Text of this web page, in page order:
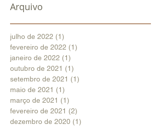
Arquivo
julho de 2022 (1)
fevereiro de 2022 (1)
janeiro de 2022 (1)
outubro de 2021 (1)
setembro de 2021 (1)
maio de 2021 (1)
março de 2021 (1)
fevereiro de 2021 (2)
dezembro de 2020 (1)